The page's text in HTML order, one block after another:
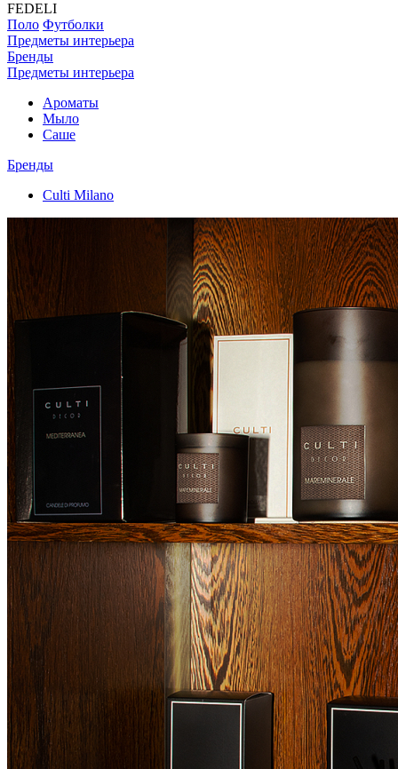
FEDELI
Поло Футболки
Предметы интерьера
Бренды
Предметы интерьера
Ароматы
Мыло
Саше
Бренды
Culti Milano